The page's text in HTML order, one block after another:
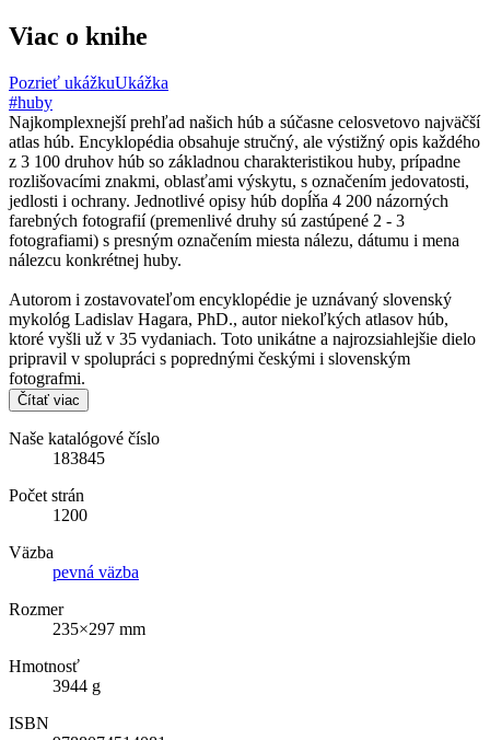
Viac o knihe
Pozrieť ukážkuUkážka
#huby
Najkomplexnejší prehľad našich húb a súčasne celosvetovo najväčší
atlas húb. Encyklopédia obsahuje stručný, ale výstižný opis každého
z 3 100 druhov húb so základnou charakteristikou huby, prípadne
rozlišovacími znakmi, oblasťami výskytu, s označením jedovatosti,
jedlosti i ochrany. Jednotlivé opisy húb dopĺňa 4 200 názorných
farebných fotografií (premenlivé druhy sú zastúpené 2 - 3
fotografiami) s presným označením miesta nálezu, dátumu i mena
nálezcu konkrétnej huby.
Autorom i zostavovateľom encyklopédie je uznávaný slovenský
mykológ Ladislav Hagara, PhD., autor niekoľkých atlasov húb,
ktoré vyšli už v 35 vydaniach. Toto unikátne a najrozsiahlejšie dielo
pripravil v spolupráci s poprednými českými i slovenským
fotografmi.
Čítať viac
Naše katalógové číslo
183845
Počet strán
1200
Väzba
pevná väzba
Rozmer
235×297 mm
Hmotnosť
3944 g
ISBN